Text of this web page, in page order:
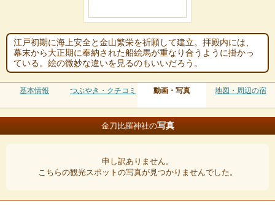
江戸初期に海上安全と金山繁栄を祈願して建立。拝殿内には、
幕末から大正期に奉納された船絵馬が重なり合うように掛かっ
ている。絵の微妙な違いを見るのもいいだろう。
基本情報 つぶやき・クチコミ 動画・写真 地図・周辺の宿
金刀比羅神社の写真
申し訳ありません。
こちらの観光スポットの写真が見つかりませんでした。